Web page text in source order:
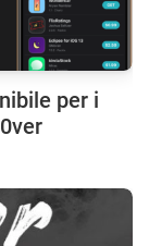
per i